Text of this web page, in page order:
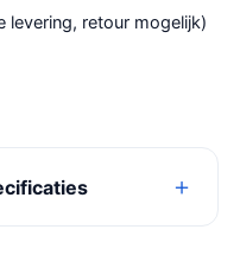
levering, retour mogelijk)